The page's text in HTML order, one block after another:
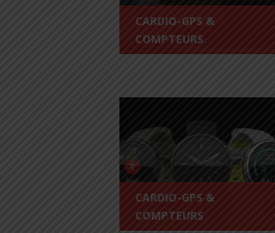
CARDIO-GPS &
COMPTEURS
CARDIO-GPS &
COMPTEURS